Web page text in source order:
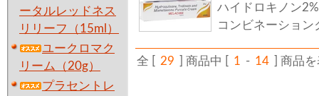
ータルレッドネス
リリーフ（15ml）
ユークロマク
リーム（20g）
プラセントレ
ハイドロキノン
コンビネーション
全 [ 29 ] 商品中 [ 1 - 14 ] 商品